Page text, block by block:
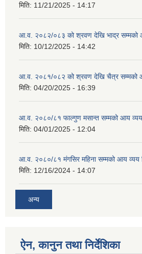
मिति: 11/21/2025 - 14:17
आ.व. २०८२/०८३ को श्रवण देखि भाद्र सम्मको
मिति: 10/12/2025 - 14:42
आ.व. २०८१/०८२ को श्रवण देखि चैत्र सम्मको
मिति: 04/20/2025 - 16:39
आ.व. २०८०/८१ फाल्गुण मसान्त सम्मको आय व्यय
मिति: 04/01/2025 - 12:04
आ.व. २०८०/८१ मंगसिर महिना सम्मको आय व्यय
मिति: 12/16/2024 - 14:07
अन्य
ऐन, कानुन तथा निर्देशिका